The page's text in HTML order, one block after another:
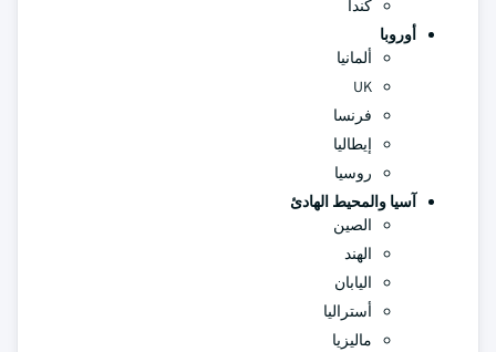
كندا
أوروبا
ألمانيا
UK
فرنسا
إيطاليا
روسيا
آسيا والمحيط الهادئ
الصين
الهند
اليابان
أستراليا
ماليزيا